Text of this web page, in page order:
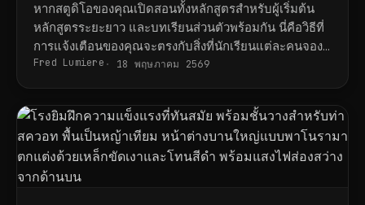
หลักสูตร
หากสตูดิโอของคุณเปิดสอนทั้งหลักสูตรสำหรับผู้เริ่มต้น
หลักสูตรระยะยาว และบทเรียนส่วนตัวพร้อมกัน นี่คือวิธีที่
การแจ้งเตือนของคุณจะตรงกับสิ่งที่นักเรียนแต่ละคนจอง
ไว้จริง
Fred Lumiere 18 พฤษภาคม 2569